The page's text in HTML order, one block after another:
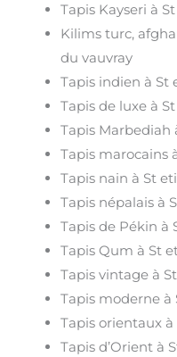
Tapis Kayseri à
Kilims turc,
du vauvray
Tapis indien à St
Tapis de luxe à
Tapis Marbediah
Tapis marocains
Tapis nain à St
Tapis népalais à
Tapis de Pékin à
Tapis Qum à St
Tapis vintage à
Tapis moderne à
Tapis orientaux
Tapis d’Orient à